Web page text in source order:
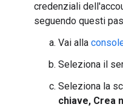
credenziali
seguendo questi
Vai alla
Seleziona il
Seleziona la
chiave, Crea